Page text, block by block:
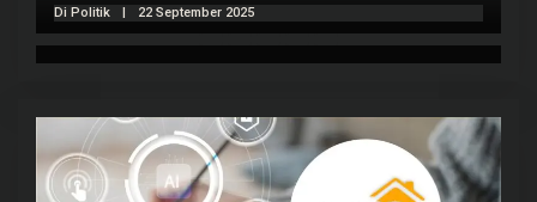
Di Politik 22 September 2025